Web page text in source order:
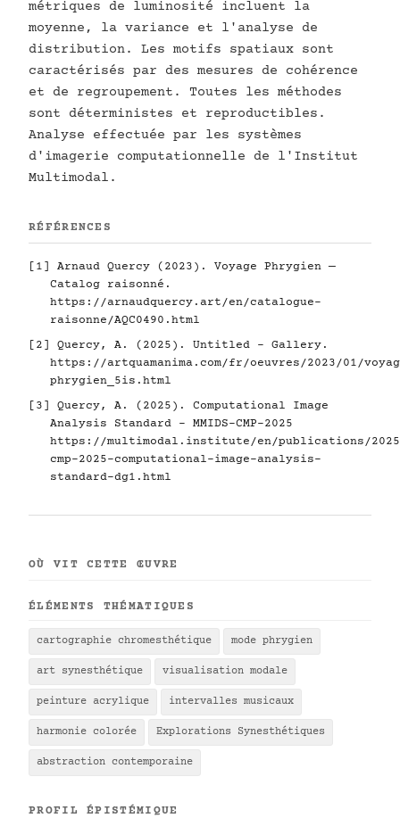
métriques de luminosité incluent la
moyenne, la variance et l'analyse de
distribution. Les motifs spatiaux sont
caractérisés par des mesures de cohérence
et de regroupement. Toutes les méthodes
sont déterministes et reproductibles.
Analyse effectuée par les systèmes
d'imagerie computationnelle de l'Institut
Multimodal.
RÉFÉRENCES
[1] Arnaud Quercy (2023). Voyage Phrygien —
Catalog raisonné.
https://arnaudquercy.art/en/catalogue-
raisonne/AQC0490.html
[2] Quercy, A. (2025). Untitled - Gallery.
https://artquamanima.com/fr/oeuvres/2023/01/
phrygien_5is.html
[3] Quercy, A. (2025). Computational Image
Analysis Standard - MMIDS-CMP-2025
https://multimodal.institute/en/publications/2025/
cmp-2025-computational-image-analysis-
standard-dg1.html
OÙ VIT CETTE ŒUVRE
ÉLÉMENTS THÉMATIQUES
cartographie chromesthétique mode phrygien
art synesthétique visualisation modale
peinture acrylique intervalles musicaux
harmonie colorée Explorations Synesthétiques
abstraction contemporaine
PROFIL ÉPISTÉMIQUE